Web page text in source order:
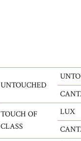
UNTOUCHED
TOUCH OF
CLASS
LUX